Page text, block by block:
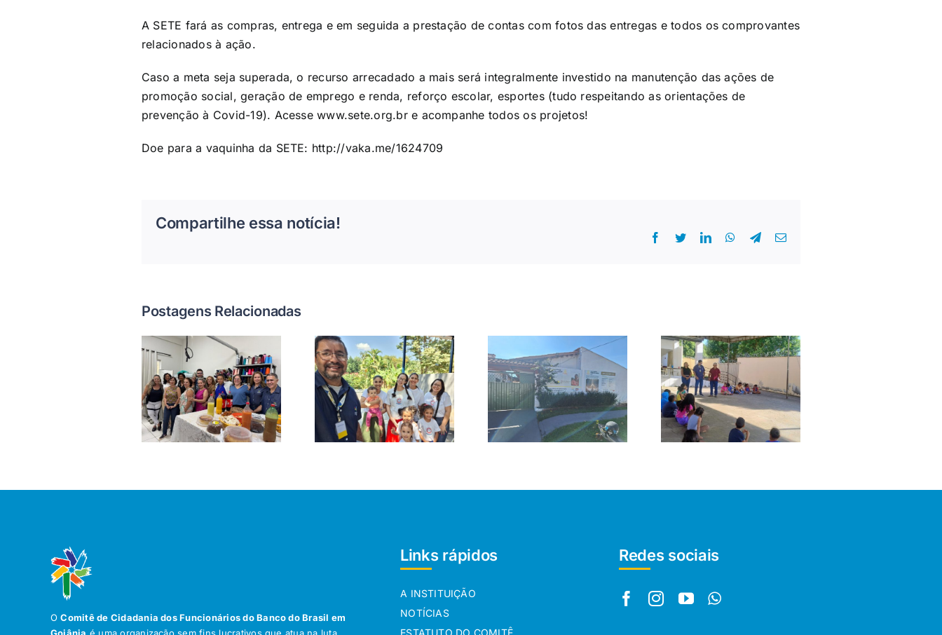
A SETE fará as compras, entrega e em seguida a prestação de contas com fotos das entregas e todos os comprovantes
relacionados à ação.
Caso a meta seja superada, o recurso arrecadado a mais será integralmente investido na manutenção das ações de
promoção social, geração de emprego e renda, reforço escolar, esportes (tudo respeitando as orientações de
prevenção à Covid-19). Acessewww.sete.org.bre acompanhe todos os projetos!
Doe para a vaquinha da SETE: http://vaka.me/1624709
Compartilhe essa notícia!
Facebook
TwitterLinkedInWhatsApp
Telegram
E-
Postagens Relacionadas
OComitê de Cidadania dos Funcionários do Banco do Brasil em
Goiânia é uma organização sem fins lucrativos que atua na luta
Links rápidos
A INSTITUIÇÃO
NOTÍCIAS
ESTATUTO DO COMITÊ
Redes sociais